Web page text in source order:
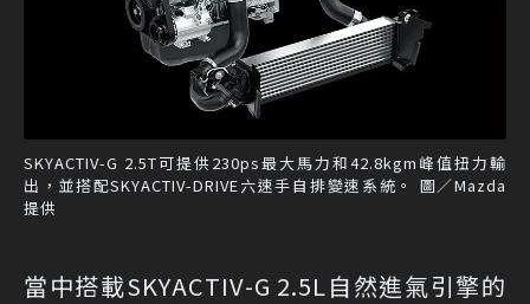
SKYACTIV-G 2.5T可提供230ps最大馬力和42.8kgm峰值扭力輸
出，並搭配SKYACTIV-DRIVE六速手自排變速系統。 圖／Mazda
提供
當中搭載SKYACTIV-G 2.5L自然進氣引擎的